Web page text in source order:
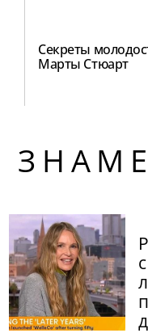
Секреты
Марты Стюарт